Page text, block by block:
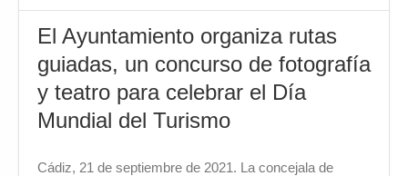
El Ayuntamiento organiza rutas
guiadas, un concurso de fotografía
y teatro para celebrar el Día
Mundial del Turismo
Cádiz, 21 de septiembre de 2021. La concejala de